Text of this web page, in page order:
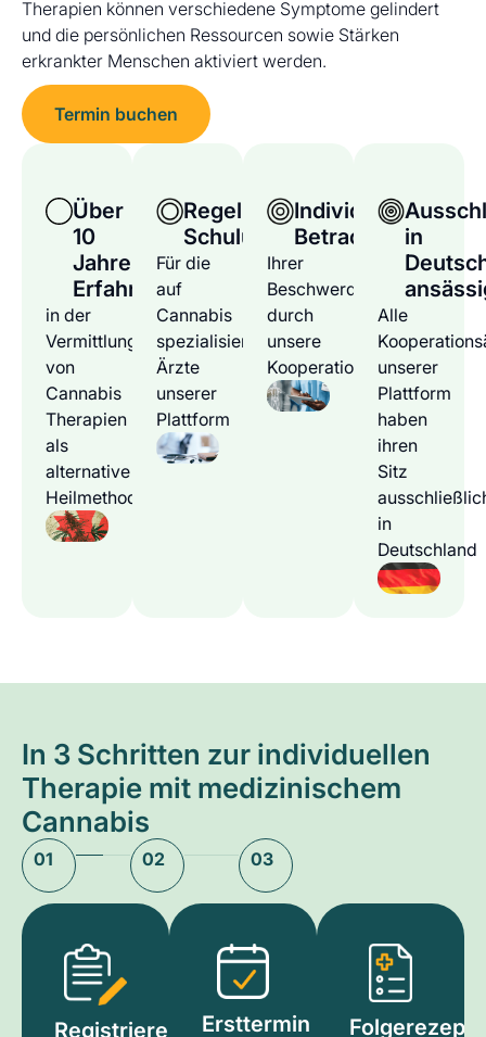
Therapien können verschiedene Symptome gelindert
und die persönlichen Ressourcen sowie Stärken
erkrankter Menschen aktiviert werden.
Termin buchen
Über
10
Jahre
Erfahrung
in der
Vermittlung
von
Cannabis
Therapien
als
alternative
Heilmethode
Regelmäßige
Schulungen
Für die
auf
Cannabis
spezialisierten
Ärzte
unserer
Plattform
Individuelle
Betrachtung
Ihrer
Beschwerden
durch
unsere
Kooperationsärzte
in
Alle
unserer
Plattform
haben
ihren
Sitz
in
Deutschland
In 3 Schritten zur individuellen
Therapie mit medizinischem
Cannabis
01 02 03
Registrieren
Ersttermin
Folgerezept